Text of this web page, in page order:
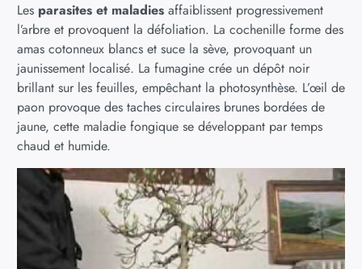
Les parasites et maladies affaiblissent progressivement
l’arbre et provoquent la défoliation. La cochenille forme des
amas cotonneux blancs et suce la sève, provoquant un
jaunissement localisé. La fumagine crée un dépôt noir
brillant sur les feuilles, empêchant la photosynthèse. L’œil de
paon provoque des taches circulaires brunes bordées de
jaune, cette maladie fongique se développant par temps
chaud et humide.